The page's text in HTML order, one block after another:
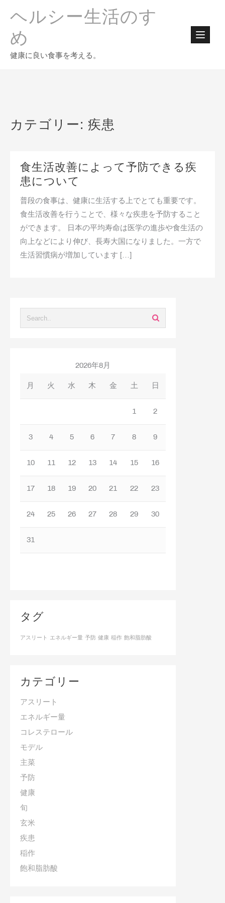
content
ヘルシー生活のすゝ
め
健康に良い食事を考える。
カテゴリー: 疾患
食生活改善によって予防できる疾
患について
普段の食事は、健康に生活する上でとても重要です。
食生活改善を行うことで、様々な疾患を予防すること
ができます。 日本の平均寿命は医学の進歩や食生活の
向上などにより伸び、長寿大国になりました。一方で
生活習慣病が増加しています […]
2026年8月
月 火 水 木 金 土 日
1 2
3 4 5 6 7 8 9
10 11 12 13 14 15 16
17 18 19 20 21 22 23
24 25 26 27 28 29 30
31
タグ
アスリート エネルギー量 予防 健康 稲作 飽和脂肪酸
カテゴリー
アスリート
エネルギー量
コレステロール
モデル
主菜
予防
健康
旬
玄米
疾患
稲作
飽和脂肪酸